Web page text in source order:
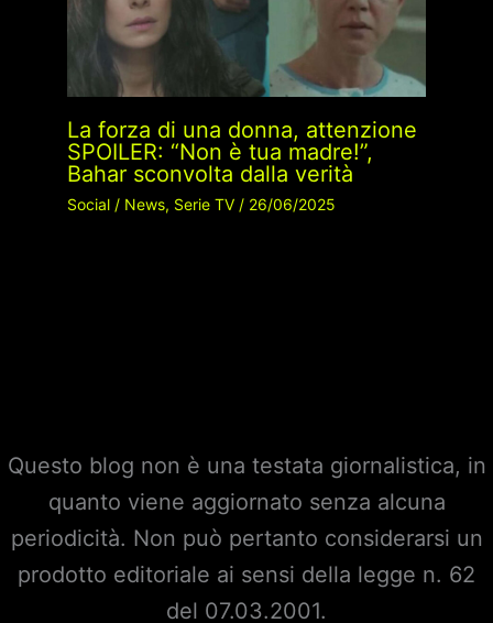
La forza di una donna, attenzione
SPOILER: “Non è tua madre!”,
Bahar sconvolta dalla verità
Social/ News, Serie TV/ 26/06/2025
Questo blog non è una testata giornalistica, in
quanto viene aggiornato senza alcuna
periodicità. Non può pertanto considerarsi un
prodotto editoriale ai sensi della legge n. 62
del 07.03.2001.